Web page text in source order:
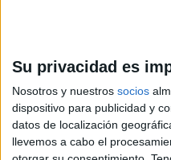
Su privacidad es
Nosotros y nuestros socios
dispositivo para publicidad y
datos de localización
llevemos a cabo el